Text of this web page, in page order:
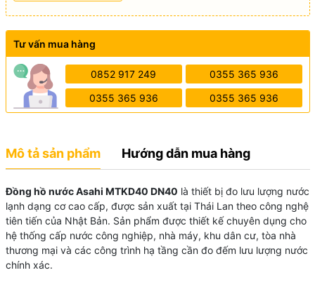
Tư vấn mua hàng
0852 917 249 0355 365 936
0355 365 936 0355 365 936
Mô tả sản phẩm Hướng dẫn mua hàng
Đồng hồ nước Asahi MTKD40 DN40 là thiết bị đo lưu lượng nước
lạnh dạng cơ cao cấp, được sản xuất tại Thái Lan theo công nghệ
tiên tiến của Nhật Bản. Sản phẩm được thiết kế chuyên dụng cho
hệ thống cấp nước công nghiệp, nhà máy, khu dân cư, tòa nhà
thương mại và các công trình hạ tầng cần đo đếm lưu lượng nước
chính xác.